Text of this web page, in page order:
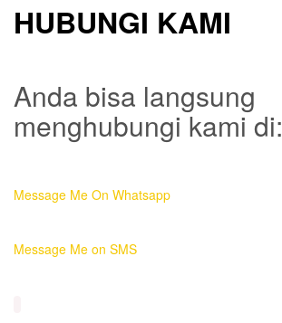
HUBUNGI KAMI
Anda bisa langsung
menghubungi kami di:
Message Me On Whatsapp
Message Me on SMS